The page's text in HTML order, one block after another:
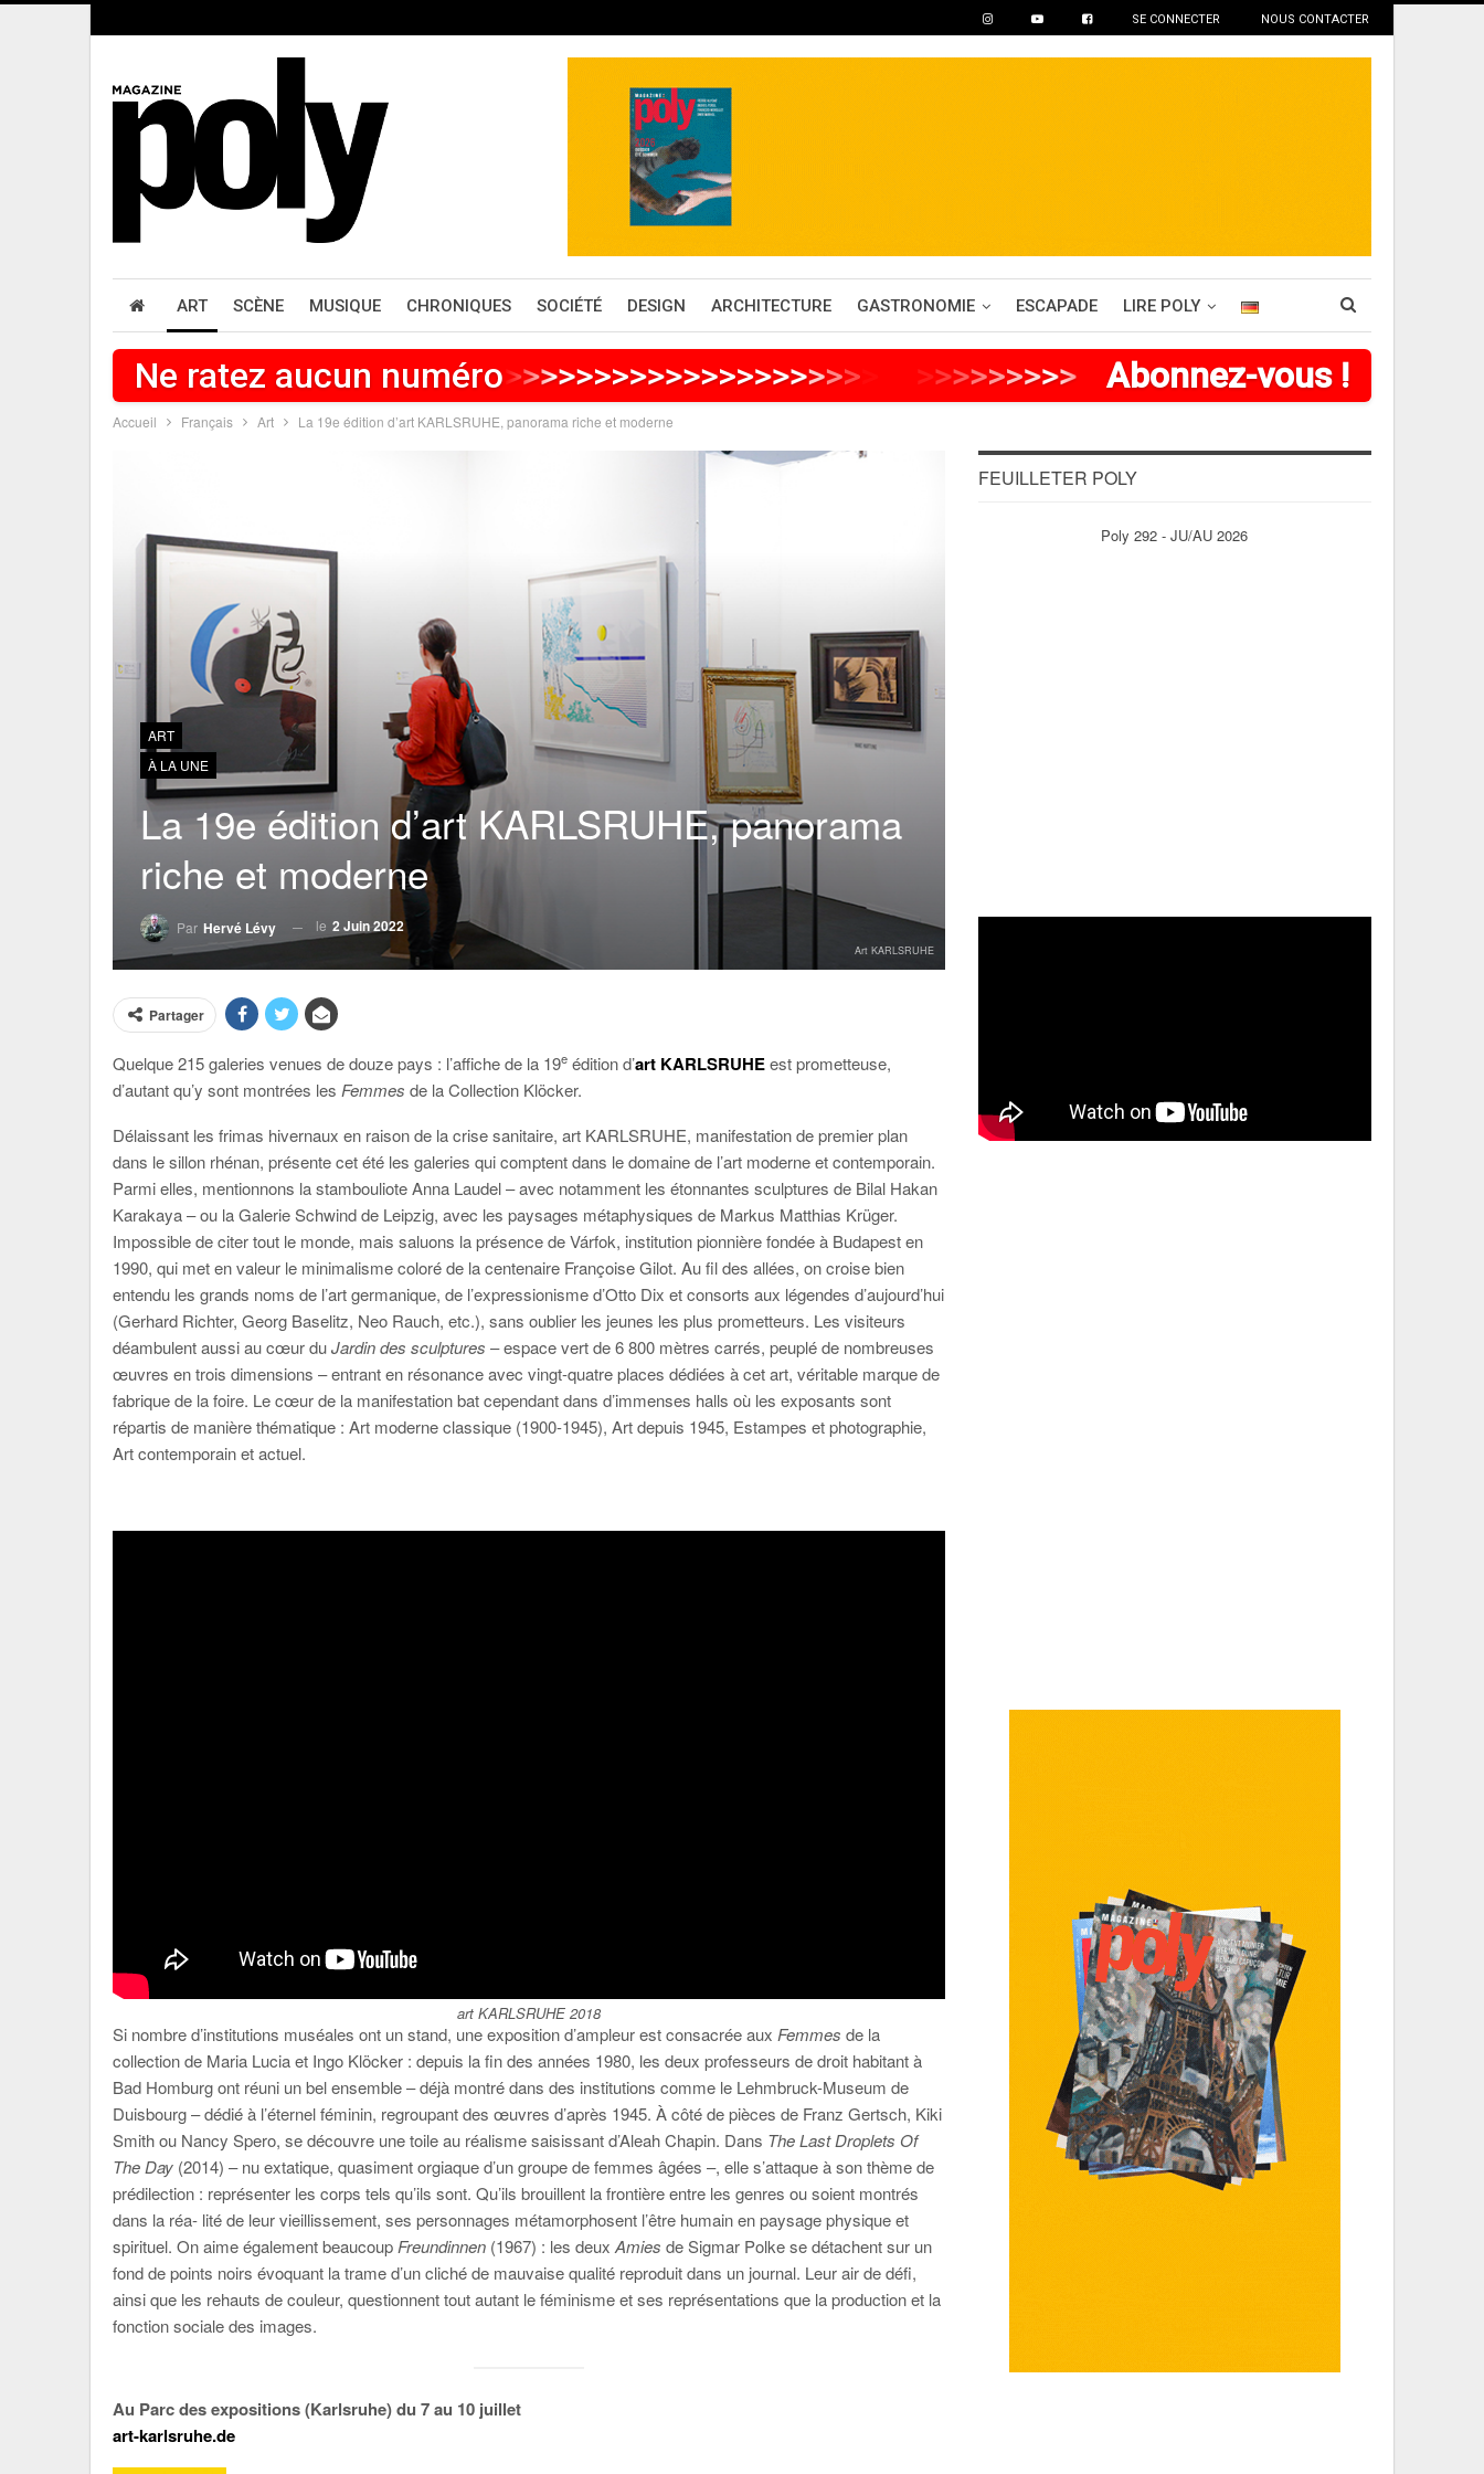
SE CONNECTER NOUS CONTACTER
ART SCÈNE MUSIQUE CHRONIQUES SOCIÉTÉ DESIGN ARCHITECTURE GASTRONOMIE ESCAPADE LIRE POLY
Ne ratez aucun numéro >>>>>>>>>>>>>>>>>>>> >>>>>>>> Abonnez-vous !
Accueil Français Art La 19e édition d’art KARLSRUHE, panorama riche et moderne
ART
À LA UNE
La 19e édition d’art KARLSRUHE, panorama
riche et moderne
Par Hervé Lévy le 2 Juin 2022
Art KARLSRUHE
Partager
Quelque 215 galeries venues de douze pays : l’affiche de la 19e édition d’art KARLSRUHEest prometteuse,
d’autant qu’y sont montrées les Femmes de la Collection Klöcker.
Délaissant les frimas hivernaux en raison de la crise sanitaire, art KARLSRUHE, manifestation de premier plan
dans le sillon rhénan, présente cet été les galeries qui comptent dans le domaine de l’art moderne et contemporain.
Parmi elles, mentionnons la stambouliote Anna Laudel – avec notamment les étonnantes sculptures de Bilal Hakan
Karakaya – ou la Galerie Schwind de Leipzig, avec les paysages métaphysiques de Markus Matthias Krüger.
Impossible de citer tout le monde, mais saluons la présence de Várfok, institution pionnière fondée à Budapest en
1990, qui met en valeur le minimalisme coloré de la centenaire Françoise Gilot. Au fil des allées, on croise bien
entendu les grands noms de l’art germanique, de l’expressionisme d’Otto Dix et consorts aux légendes d’aujourd’hui
(Gerhard Richter, Georg Baselitz, Neo Rauch, etc.), sans oublier les jeunes les plus prometteurs. Les visiteurs
déambulent aussi au cœur duJardin des sculptures – espace vert de 6 800 mètres carrés, peuplé de nombreuses
œuvres en trois dimensions – entrant en résonance avec vingt-quatre places dédiées à cet art, véritable marque de
fabrique de la foire. Le cœur de la manifestation bat cependant dans d’immenses halls où les exposants sont
répartis de manière thématique : Art moderne classique (1900-1945), Art depuis 1945, Estampes et photographie,
Art contemporain et actuel.
art KARLSRUHE 2018
Si nombre d’institutions muséales ont un stand, une exposition d’ampleur est consacrée aux Femmes de la
collection de Maria Lucia et Ingo Klöcker : depuis la fin des années 1980, les deux professeurs de droit habitant à
Bad Homburg ont réuni un bel ensemble – déjà montré dans des institutions comme le Lehmbruck-Museum de
Duisbourg – dédié à l’éternel féminin, regroupant des œuvres d’après 1945. À côté de pièces de Franz Gertsch, Kiki
Smith ou Nancy Spero, se découvre une toile au réalisme saisissant d’Aleah Chapin. Dans The Last Droplets Of
The Day (2014) – nu extatique, quasiment orgiaque d’un groupe de femmes âgées –, elle s’attaque à son thème de
prédilection : représenter les corps tels qu’ils sont. Qu’ils brouillent la frontière entre les genres ou soient montrés
dans la réa- lité de leur vieillissement, ses personnages métamorphosent l’être humain en paysage physique et
spirituel. On aime également beaucoup Freundinnen (1967) : les deux Amies de Sigmar Polke se détachent sur un
fond de points noirs évoquant la trame d’un cliché de mauvaise qualité reproduit dans un journal. Leur air de défi,
ainsi que les rehauts de couleur, questionnent tout autant le féminisme et ses représentations que la production et la
fonction sociale des images.
Au Parc des expositions (Karlsruhe) du 7 au 10 juillet
art-karlsruhe.de
FEUILLETER POLY
Poly 292 - JU/AU 2026